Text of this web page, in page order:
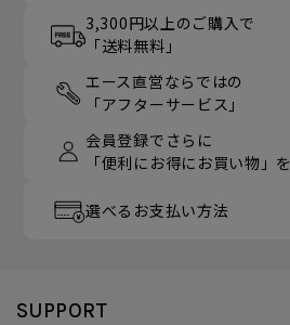
3,300円以上のご購入で
「送料無料」
エース直営ならではの
「アフターサービス」
会員登録でさらに
「便利にお得にお買い物」を
選べるお支払い方法
SUPPORT